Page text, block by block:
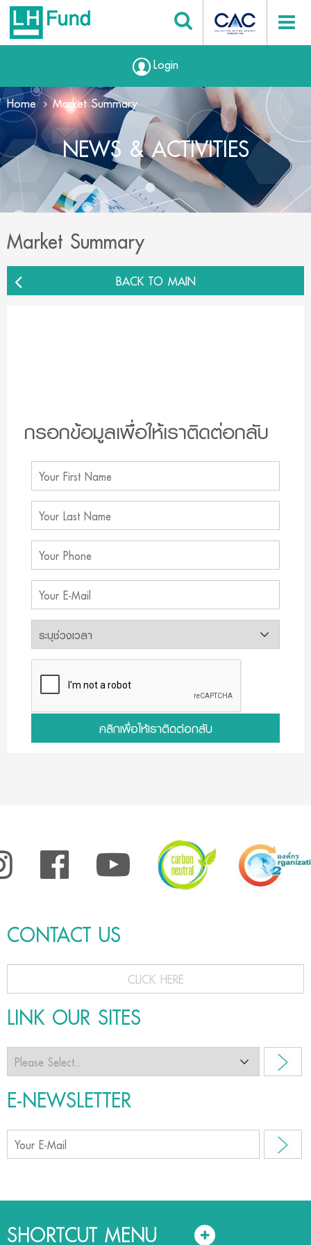
Login
NEWS & ACTIVITIES
Home Market Summary
Market Summary
BACK TO MAIN
กรอกข้อมูลเพื่อให้เราติดต่อกลับ
คลิกเพื่อให้เราติดต่อกลับ
CONTACT US
CLICK HERE
LINK OUR SITES
E-NEWSLETTER
SHORTCUT MENU